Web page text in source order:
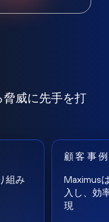
脅威に先手を打
組み
顧客事
Maximus
入し、効
現